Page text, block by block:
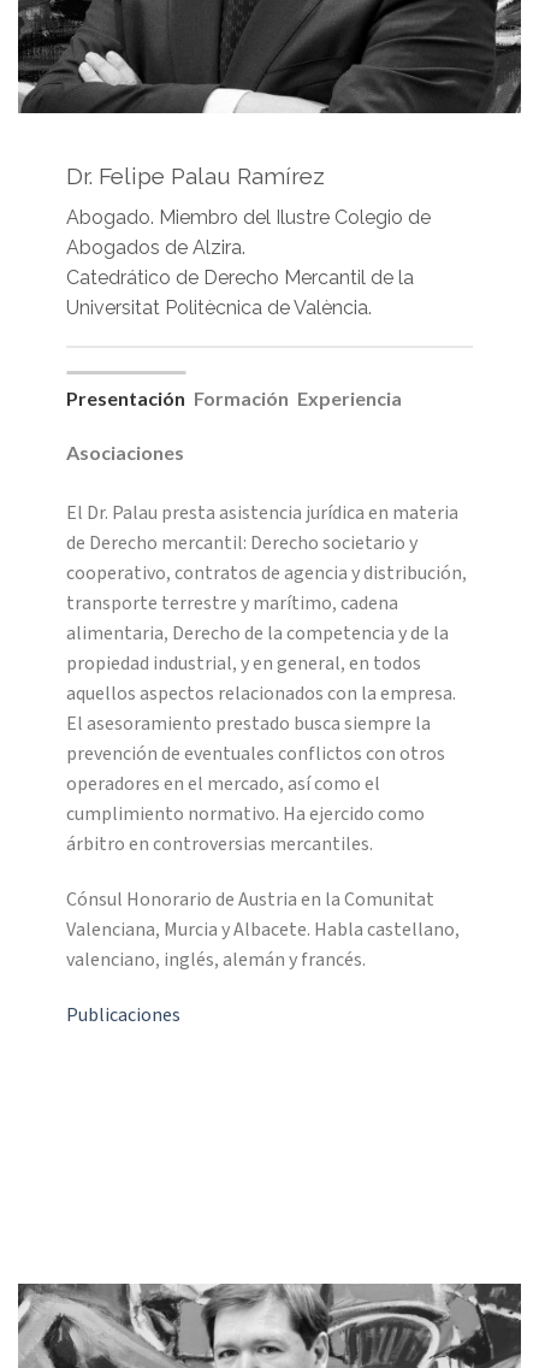
Dr. Felipe Palau Ramírez
Abogado. Miembro del Ilustre Colegio de
Abogados de Alzira.
Catedrático de Derecho Mercantil de la
Universitat Politècnica de València.
Presentación Formación Experiencia
Asociaciones
El Dr. Palau presta asistencia jurídica en materia
de Derecho mercantil: Derecho societario y
cooperativo, contratos de agencia y distribución,
transporte terrestre y marítimo, cadena
alimentaria, Derecho de la competencia y de la
propiedad industrial, y en general, en todos
aquellos aspectos relacionados con la empresa.
El asesoramiento prestado busca siempre la
prevención de eventuales conflictos con otros
operadores en el mercado, así como el
cumplimiento normativo. Ha ejercido como
árbitro en controversias mercantiles.
Cónsul Honorario de Austria en la Comunitat
Valenciana, Murcia y Albacete. Habla castellano,
valenciano, inglés, alemán y francés.
Publicaciones